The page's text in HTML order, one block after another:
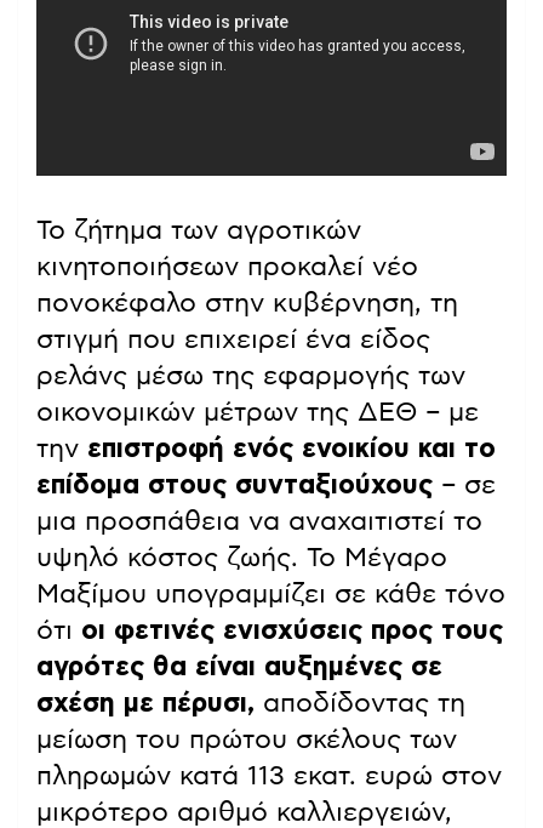
Το ζήτημα των αγροτικών
κινητοποιήσεων προκαλεί νέο
πονοκέφαλο στην κυβέρνηση, τη
στιγμή που επιχειρεί ένα είδος
ρελάνς μέσω της εφαρμογής των
οικονομικών μέτρων της ΔΕΘ – με
την επιστροφή ενός ενοικίου και το
επίδομα στους συνταξιούχους – σε
μια προσπάθεια να αναχαιτιστεί το
υψηλό κόστος ζωής. Το Μέγαρο
Μαξίμου υπογραμμίζει σε κάθε τόνο
ότι οι φετινές ενισχύσεις προς τους
αγρότες θα είναι αυξημένες σε
σχέση με πέρυσι, αποδίδοντας τη
μείωση του πρώτου σκέλους των
πληρωμών κατά 113 εκατ. ευρώ στον
μικρότερο αριθμό καλλιεργειών,